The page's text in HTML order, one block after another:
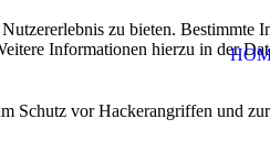
zu bieten.
Informationen hierzu in der
vor Hackerangriffen und